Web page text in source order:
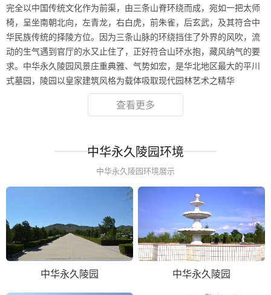
完全以中国传统文化作为前渠，由三条山脊环绕而成，宛如一把太师
椅，呈坐南朝北向，左青龙，右白虎，前朱雀，后玄武，及其符合中
华民族传统的择陵方位。因为三条山脉的环绕挡住了外界的风吹，流
动的生气遇到官厅的水又止住了，正好符合山环水抱，藏风纳气的要
求。中华永久陵园风景庄重典雅、气势如宏，是华北地区最大的平川
式墓园，陵园以皇家建筑风格为载体吸取现代园林艺术之精华
查看更多
中华永久陵园环境
中华永久陵园环境展示
中华永久陵园 中华永久陵园